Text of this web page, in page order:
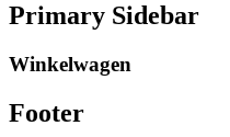
Primary Sidebar
Winkelwagen
Footer